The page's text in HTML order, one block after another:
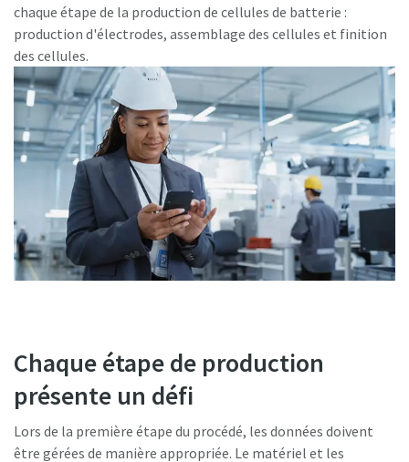
chaque étape de la production de cellules de batterie :
production d'électrodes, assemblage des cellules et finition
des cellules.
Chaque étape de production
présente un défi
Lors de la première étape du procédé, les données doivent
être gérées de manière appropriée. Le matériel et les